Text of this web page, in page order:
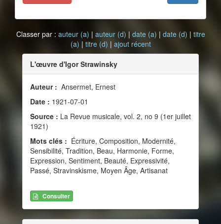
Classer par : auteur (a) | auteur (d) | date (a) | date (d) | titre
(a) | titre (d) | ajout récent
L'œuvre d'Igor Strawinsky
Auteur : Ansermet, Ernest
Date : 1921-07-01
Source : La Revue musicale, vol. 2, no 9 (1er juillet
1921)
Mots clés : Écriture, Composition, Modernité,
Sensibilité, Tradition, Beau, Harmonie, Forme,
Expression, Sentiment, Beauté, Expressivité,
Passé, Stravinskisme, Moyen Âge, Artisanat
Consulter